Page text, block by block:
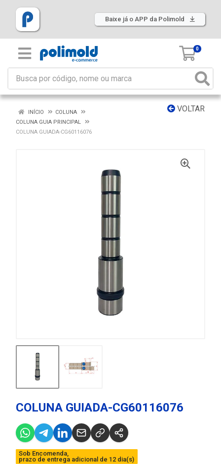
Baixe já o APP da Polimold
0
VOLTAR
INÍCIO
COLUNA
COLUNA GUIA PRINCIPAL
COLUNA GUIADA-CG60116076
COLUNA GUIADA-CG60116076
Sob Encomenda,
prazo de entrega adicional de 12 dia(s)